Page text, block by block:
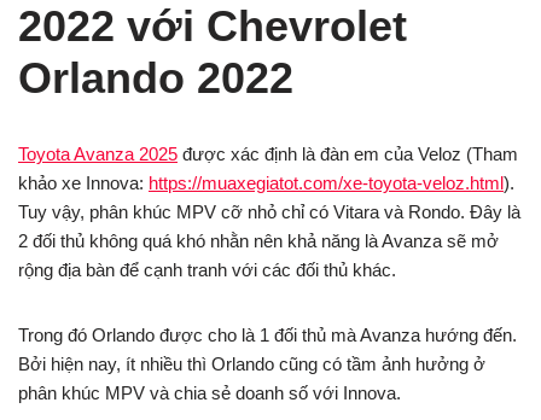
2022 với Chevrolet
Orlando 2022
Toyota Avanza 2025 được xác định là đàn em của Veloz (Tham
khảo xe Innova: https://muaxegiatot.com/xe-toyota-veloz.html).
Tuy vậy, phân khúc MPV cỡ nhỏ chỉ có Vitara và Rondo. Đây là
2 đối thủ không quá khó nhằn nên khả năng là Avanza sẽ mở
rộng địa bàn để cạnh tranh với các đối thủ khác.
Trong đó Orlando được cho là 1 đối thủ mà Avanza hướng đến.
Bởi hiện nay, ít nhiều thì Orlando cũng có tầm ảnh hưởng ở
phân khúc MPV và chia sẻ doanh số với Innova.